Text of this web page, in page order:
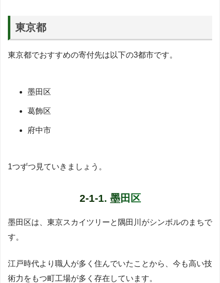
東京都
東京都でおすすめの寄付先は以下の3都市です。
墨田区
葛飾区
府中市
1つずつ見ていきましょう。
2-1-1. 墨田区
墨田区は、東京スカイツリーと隅田川がシンボルのまちで
す。
江戸時代より職人が多く住んでいたことから、今も高い技
術力をもつ町工場が多く存在しています。